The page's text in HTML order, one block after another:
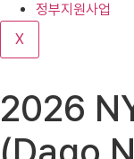
기
정부지원사업
X
2026